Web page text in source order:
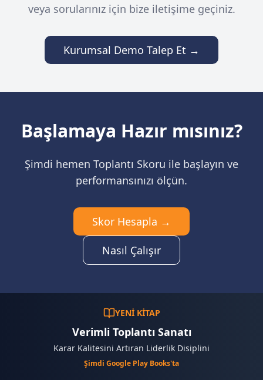
veya sorularınız için bize iletişime geçiniz.
Kurumsal Demo Talep Et →
Başlamaya Hazır mısınız?
Şimdi hemen Toplantı Skoru ile başlayın ve
performansınızı ölçün.
Skor Hesapla →
Nasıl Çalışır
YENİ KİTAP
Verimli Toplantı Sanatı
Karar Kalitesini Artıran Liderlik Disiplini
Şimdi Google Play Books'ta